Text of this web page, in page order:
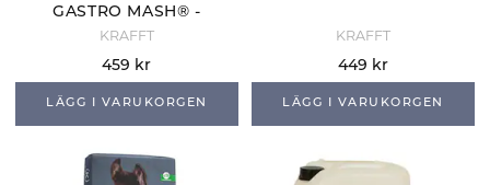
GASTRO MASH® -
18kg
KRAFFT
459 kr
LÄGG I VARUKORGEN
KRAFFT
449 kr
LÄGG I VARUKORGEN